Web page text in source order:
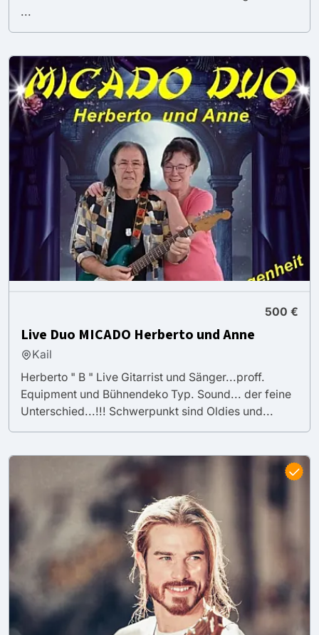
...
500 €
Live Duo MICADO Herberto und Anne
Kail
Herberto " B " Live Gitarrist und Sänger...proff.
Equipment und Bühnendeko Typ. Sound... der feine
Unterschied...!!! Schwerpunkt sind Oldies und...